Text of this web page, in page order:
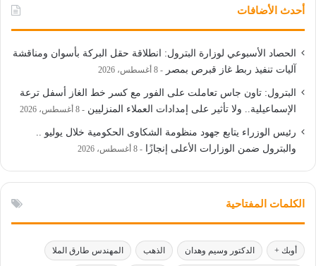
أحدث الأضافات
الحصاد الأسبوعي لوزارة البترول: انطلاقة حقل البركة بأسوان ومناقشة
آليات تنفيذ ربط غاز قبرص بمصر
8 أغسطس، 2026
البترول: تاون جاس تعاملت على الفور مع كسر خط الغاز أسفل ترعة
الإسماعيلية.. ولا تأثير على إمدادات العملاء المنزليين
8 أغسطس، 2026
رئيس الوزراء يتابع جهود منظومة الشكاوى الحكومية خلال يوليو ..
والبترول ضمن الوزارات الأعلى إنجازًا
8 أغسطس، 2026
الكلمات المفتاحية
أوبك + الدكتور وسيم وهدان الذهب المهندس طارق الملا